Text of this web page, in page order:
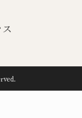
ス